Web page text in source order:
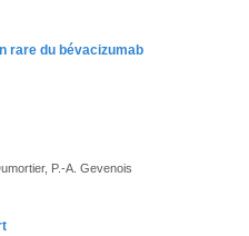
rare du bévacizumab
P.-A. Gevenois